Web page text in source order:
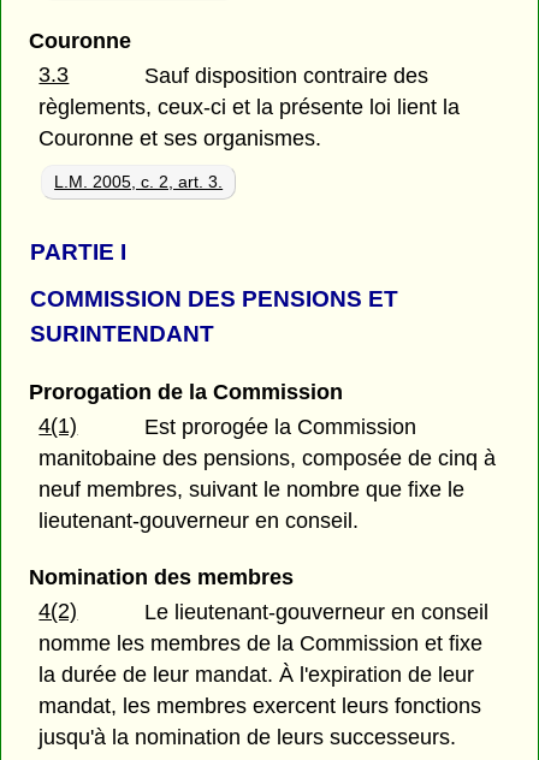
Couronne
3.3
Sauf disposition contraire des
règlements, ceux-ci et la présente loi lient la
Couronne et ses organismes.
L.M. 2005, c. 2, art. 3.
PARTIE I
COMMISSION DES PENSIONS ET
SURINTENDANT
Prorogation de la Commission
4(1)
Est prorogée la Commission
manitobaine des pensions, composée de cinq à
neuf membres, suivant le nombre que fixe le
lieutenant-gouverneur en conseil.
Nomination des membres
4(2)
Le lieutenant-gouverneur en conseil
nomme les membres de la Commission et fixe
la durée de leur mandat. À l'expiration de leur
mandat, les membres exercent leurs fonctions
jusqu'à la nomination de leurs successeurs.